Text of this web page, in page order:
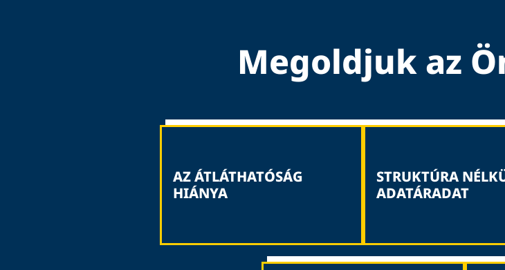
Megoldjuk az
AZ ÁTLÁTHATÓSÁG
HIÁNYA
STRUKTÚRA
ADATÁRADAT